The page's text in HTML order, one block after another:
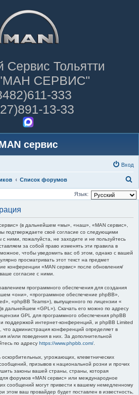
Сервис Тольятти
СЕРВИС"
333
13-33
сервис
Вход
Список форумов
о
Язык:
(в дальнейшем «мы», «наш», «MAN сервис»,
подтверждаете своё согласие со следующими
ними, пожалуйста, не заходите и не пользуйтесь
за собой право изменять эти правила в
чтобы уведомить вас об этом, однако с вашей
просматривать этот текст на предмет
конференции «MAN сервис» после обновления/
согласие с ними.
программного обеспечения для создания
«они», «программное обеспечение phpBB»,
«phpBB Teams»), выпущенного по лицензии «
дальнейшем «GPL»). Скачать его можно по адресу
GPL для программного обеспечения phpBB
поддержкой интернет-конференций, и phpBB Limited
что администрация конференций определяет в
и/или поведения в них. За дополнительной
по адресу https://www.phpbb.com/
угрожающих, клеветнических
призывов к национальной розни и прочих
законы вашей страны, страны, которая
для форумов «MAN сервис» или международное
сообщений могут привести к вашему немедленному
этом ваш провайдер будет поставлен в известность,